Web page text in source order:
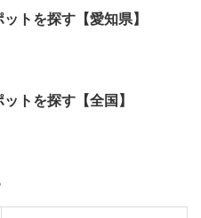
トを探す【愛知県】
トを探す【全国】